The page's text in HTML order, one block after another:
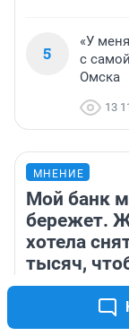
5
«У
с
Омска
13
МНЕНИЕ
Мой банк
бережет.
хотела
тысяч,
кредит, —
приехала